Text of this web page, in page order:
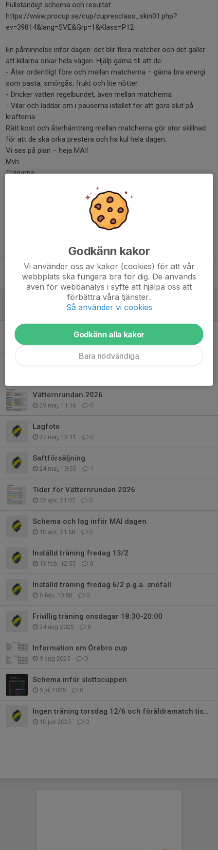
Fullständigt schema och resultat:
https://www.procup.se/cup/cupresclass_skin01.php?
ev=39814&lang=SVE&Grp=1&Klass=P12
En påminnelse inför dagen: det blir flera matcher och det gäller
att killarna orkar hela vägen. Hjälp gärna till att de:
- Äter ordentligt före och mellan matcherna – gärna bra energi
som pasta, smörgås, frukt och lite nötter
- Dricker vatten regelbundet, även mellan matcherna
- Vilar och laddar om i pauserna istället för att göra slut på
krafterna
Rätt kost och återhämtning mellan matcherna gör stor skillnad
för att de ska orka prestera och ha kul hela dagen.
Vi ses på plan – heja MAI!
Mvh
Tränarna
Tidigare nyheter
teori + träning
2 aug, 15:29 0
Slottscupen 4/7
3 jul, 17:23 0
Träning idag inställd 25/6
Vätternrundan 2026
29 maj, 11:16 0
Lagfoto
27 maj, 13:11 0
Saftförsäljning
24 maj, 19:55 1
Tider för Vätternrundan 2026
22 apr, 21:07 0
Schema och lag inför MAI dagen
10 apr, 21:58 0
Inställd träning fredag 13/2
13 feb, 12:55 0
Inställd träning fredag 6/2 p.g.a. snöfall
6 feb, 10:50 0
Frivillig träning onsdagar 18:30-20:00
24 aug 2025 0
Information om Örebro cup
9 aug 2025 0
Schema inför slottscuppen
5 jul 2025 0
Ingen träning torsdag 12/6 och föräldramatch tisdagen 17/6
10 jun 2025 0
Godkänn kakor
Vi använder oss av kakor (cookies) för att vår
webbplats ska fungera bra för dig. De används
även för webbanalys i syfte att hjälpa oss att
förbättra våra tjänster.
Så använder vi cookies
Godkänn alla kakor
Bara nödvändiga